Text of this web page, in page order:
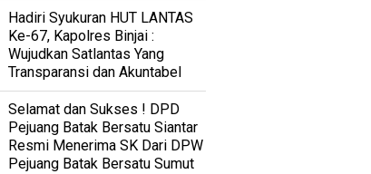
Hadiri Syukuran HUT LANTAS
Ke-67, Kapolres Binjai :
Wujudkan Satlantas Yang
Transparansi dan Akuntabel
Selamat dan Sukses ! DPD
Pejuang Batak Bersatu Siantar
Resmi Menerima SK Dari DPW
Pejuang Batak Bersatu Sumut